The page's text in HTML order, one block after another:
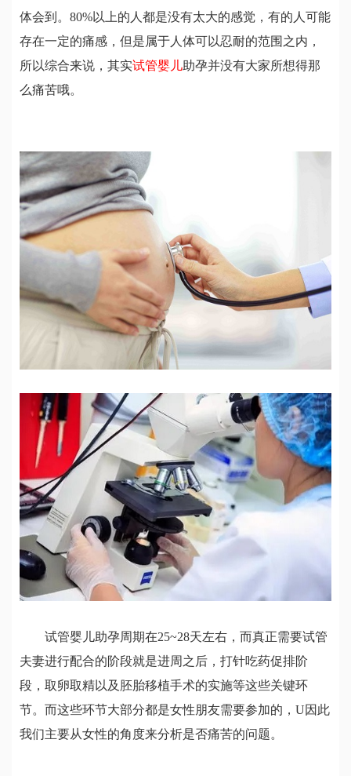
体会到。80%以上的人都是没有太大的感觉，有的人可能
存在一定的痛感，但是属于人体可以忍耐的范围之内，
所以综合来说，其实试管婴儿助孕并没有大家所想得那
么痛苦哦。
试管婴儿助孕周期在25~28天左右，而真正需要试管
夫妻进行配合的阶段就是进周之后，打针吃药促排阶
段，取卵取精以及胚胎移植手术的实施等这些关键环
节。而这些环节大部分都是女性朋友需要参加的，U因此
我们主要从女性的角度来分析是否痛苦的问题。